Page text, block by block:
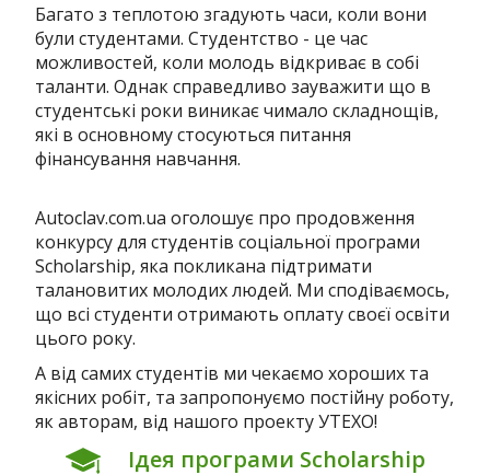
Багато з теплотою згадують часи, коли вони
були студентами. Студентство - це час
можливостей, коли молодь відкриває в собі
таланти. Однак справедливо зауважити що в
студентські роки виникає чимало складнощів,
які в основному стосуються питання
фінансування навчання.
Autoclav.com.ua оголошує про продовження
конкурсу для студентів соціальної програми
Scholarship, яка покликана підтримати
талановитих молодих людей. Ми сподіваємось,
що всі студенти отримають оплату своєї освіти
цього року.
А від самих студентів ми чекаємо хороших та
якісних робіт, та запропонуємо постійну роботу,
як авторам, від нашого проекту УТЕХО!
Ідея програми Scholarship